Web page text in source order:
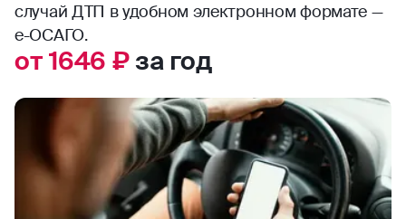
случай ДТП в удобном электронном формате —
е-ОСАГО.
от 1646 ₽за год